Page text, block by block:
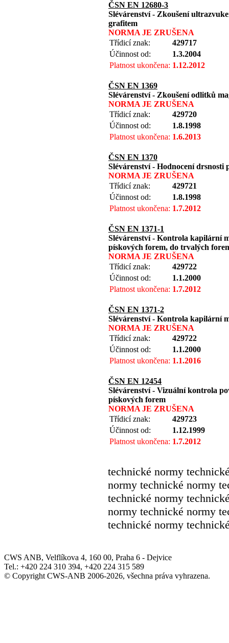
ČSN EN 12680-3
Slévárenství - Zkoušení
grafitem
NORMA JE ZRUŠENA
Třídicí znak:
429717
Účinnost od:
1.3.2004
Platnost ukončena: 1.12.2012
ČSN EN 1369
Slévárenství - Zkoušení odlitků
NORMA JE ZRUŠENA
Třídicí znak:
429720
Účinnost od:
1.8.1998
Platnost ukončena: 1.6.2013
ČSN EN 1370
Slévárenství - Hodnocení drsnosti
NORMA JE ZRUŠENA
Třídicí znak:
429721
Účinnost od:
1.8.1998
Platnost ukončena: 1.7.2012
ČSN EN 1371-1
Slévárenství - Kontrola kapilární
pískových forem, do trvalých
NORMA JE ZRUŠENA
Třídicí znak:
429722
Účinnost od:
1.1.2000
Platnost ukončena: 1.7.2012
ČSN EN 1371-2
Slévárenství - Kontrola kapilární
NORMA JE ZRUŠENA
Třídicí znak:
429722
Účinnost od:
1.1.2000
Platnost ukončena: 1.1.2016
ČSN EN 12454
Slévárenství - Vizuální kontrola
pískových forem
NORMA JE ZRUŠENA
Třídicí znak:
429723
Účinnost od:
1.12.1999
Platnost ukončena: 1.7.2012
technické normy
normy technické normy
technické normy
normy technické normy
technické normy
CWS ANB, Velflíkova 4, 160 00, Praha 6 - Dejvice
Tel.: +420 224 310 394, +420 224 315 589
© Copyright CWS-ANB 2006-2026, všechna práva vyhrazena.